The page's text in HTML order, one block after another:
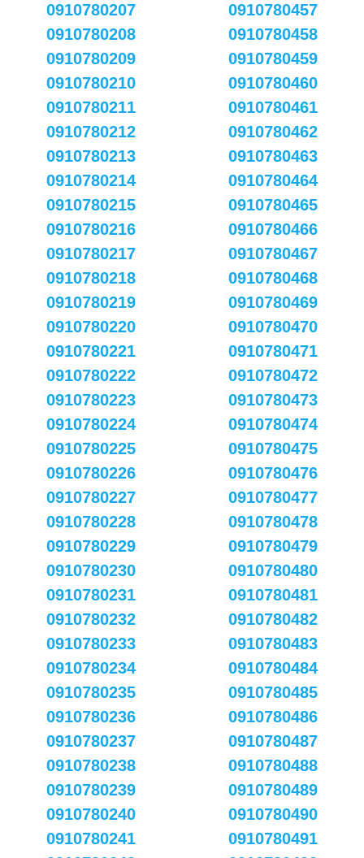
0910780207
0910780208
0910780209
0910780210
0910780211
0910780212
0910780213
0910780214
0910780215
0910780216
0910780217
0910780218
0910780219
0910780220
0910780221
0910780222
0910780223
0910780224
0910780225
0910780226
0910780227
0910780228
0910780229
0910780230
0910780231
0910780232
0910780233
0910780234
0910780235
0910780236
0910780237
0910780238
0910780239
0910780240
0910780241
0910780457
0910780458
0910780459
0910780460
0910780461
0910780462
0910780463
0910780464
0910780465
0910780466
0910780467
0910780468
0910780469
0910780470
0910780471
0910780472
0910780473
0910780474
0910780475
0910780476
0910780477
0910780478
0910780479
0910780480
0910780481
0910780482
0910780483
0910780484
0910780485
0910780486
0910780487
0910780488
0910780489
0910780490
0910780491